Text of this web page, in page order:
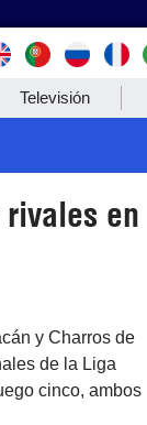
Televisión
en
y Charros de
de la Liga
cinco, ambos